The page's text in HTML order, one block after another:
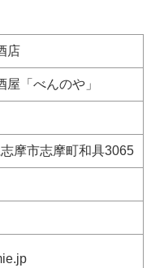
店
「べんのや」
摩市志摩町和具3065